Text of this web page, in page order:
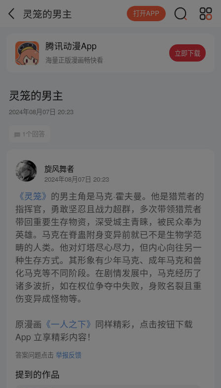
灵笼的男主 打开APP
腾讯动漫App
海量正版漫画畅快看
立即下载
灵笼的男主
2024年08月07日 20:23
1个回答
旋风舞者
2024年08月07日 20:23
《灵笼》 的男主角是马克·霍夫曼。他是猎荒者的
指挥官，勇敢坚忍且战力超群，多次带领猎荒者
带回重要生存物资，深受城主青睐，被民众奉为
英雄。马克在脊蛊附身变异前就已不是生物学范
畴的人类。他对灯塔尽心尽力，但内心向往另一
种生存方式。其形象有少年马克、成年马克和兽
化马克等不同阶段。在剧情发展中，马克经历了
诸多波折，如在权位争夺中失败，身败名裂且重
伤变异成怪物等。
原漫画 《一人之下》 同样精彩，点击按钮下载
App 立享精彩内容！
答案问题点击 举报反馈
提到的作品